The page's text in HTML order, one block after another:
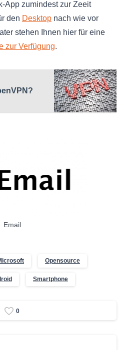
App zumindest zur Zeeit
den Desktop nach wie vor
stehen Ihnen hier für eine
zur Verfügung.
Email
Opensource
Smartphone
0